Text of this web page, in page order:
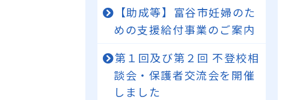
【助成等】富谷市妊婦のた
めの支援給付事業のご案内
第１回及び第２回 不登校相
談会・保護者交流会を開催
しました